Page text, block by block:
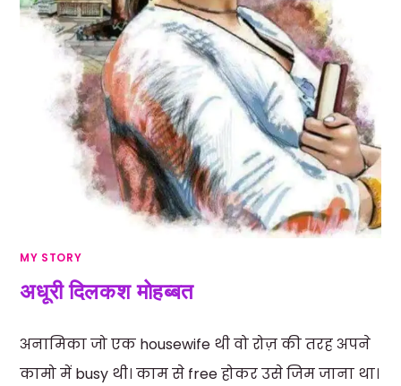
MY STORY
अधूरी दिलकश मोहब्बत
अनामिका जो एक housewife थी वो रोज़ की तरह अपने
कामो में busy थी। काम से free होकर उसे जिम जाना था।